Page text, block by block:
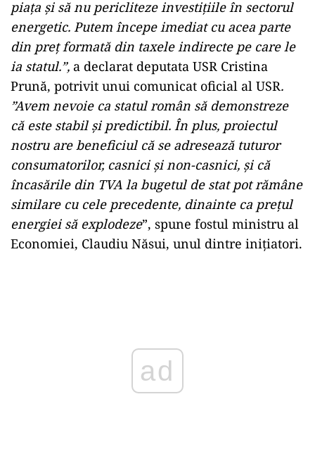
piaţa şi să nu pericliteze investiţiile în sectorul
energetic. Putem începe imediat cu acea parte
din preţ formată din taxele indirecte pe care le
ia statul.”, a declarat deputata USR Cristina
Prună, potrivit unui comunicat oficial al USR.
”Avem nevoie ca statul român să demonstreze
că este stabil şi predictibil. În plus, proiectul
nostru are beneficiul că se adresează tuturor
consumatorilor, casnici şi non-casnici, şi că
încasările din TVA la bugetul de stat pot rămâne
similare cu cele precedente, dinainte ca preţul
energiei să explodeze”, spune fostul ministru al
Economiei, Claudiu Năsui, unul dintre inițiatori.